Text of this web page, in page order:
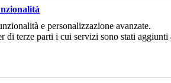
e personalizzazione avanzate.
di terze parti i cui servizi sono stati